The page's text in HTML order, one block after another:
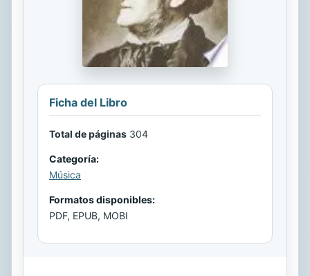
Ficha del Libro
Total de páginas 304
Categoría:
Música
Formatos disponibles:
PDF, EPUB, MOBI